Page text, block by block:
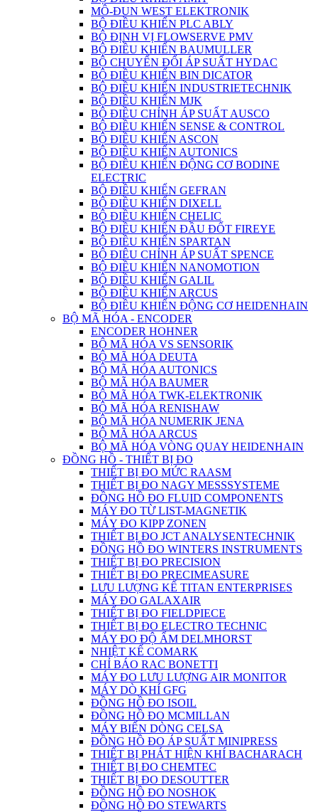
MÔ-ĐUN WEST ELEKTRONIK
BỘ ĐIỀU KHIỂN PLC ABLY
BỘ ĐỊNH VỊ FLOWSERVE PMV
BỘ ĐIỀU KHIỂN BAUMULLER
BỘ CHUYỂN ĐỔI ÁP SUẤT HYDAC
BỘ ĐIỀU KHIỂN BIN DICATOR
BỘ ĐIỀU KHIỂN INDUSTRIETECHNIK
BỘ ĐIỀU KHIỂN MJK
BỘ ĐIỀU CHỈNH ÁP SUẤT AUSCO
BỘ ĐIỀU KHIỂN SENSE & CONTROL
BỘ ĐIỀU KHIỂN ASCON
BỘ ĐIỀU KHIỂN AUTONICS
BỘ ĐIỀU KHIỂN ĐỘNG CƠ BODINE
ELECTRIC
BỘ ĐIỀU KHIỂN GEFRAN
BỘ ĐIỀU KHIỂN DIXELL
BỘ ĐIỀU KHIỂN CHELIC
BỘ ĐIỀU KHIỂN ĐẦU ĐỐT FIREYE
BỘ ĐIỀU KHIỂN SPARTAN
BỘ ĐIÊU CHỈNH ÁP SUẤT SPENCE
BỘ ĐIỀU KHIỂN NANOMOTION
BỘ ĐIỀU KHIỂN GALIL
BỘ ĐIỀU KHIỂN ARCUS
BỘ ĐIỀU KHIỂN ĐỘNG CƠ HEIDENHAIN
BỘ MÃ HÓA - ENCODER
ENCODER HOHNER
BỘ MÃ HÓA VS SENSORIK
BỘ MÃ HÓA DEUTA
BỘ MÃ HÓA AUTONICS
BỘ MÃ HÓA BAUMER
BỘ MÃ HÓA TWK-ELEKTRONIK
BỘ MÃ HÓA RENISHAW
BỘ MÃ HÓA NUMERIK JENA
BỘ MÃ HÓA ARCUS
BỘ MÃ HÓA VÒNG QUAY HEIDENHAIN
ĐỒNG HỒ - THIẾT BỊ ĐO
THIẾT BỊ ĐO MỨC RAASM
THIẾT BỊ ĐO NAGY MESSSYSTEME
ĐỒNG HỒ ĐO FLUID COMPONENTS
MÁY ĐO TỪ LIST-MAGNETIK
MÁY ĐO KIPP ZONEN
THIẾT BỊ ĐO JCT ANALYSENTECHNIK
ĐỒNG HỒ ĐO WINTERS INSTRUMENTS
THIẾT BỊ ĐO PRECISION
THIẾT BỊ ĐO PRECIMEASURE
LƯU LƯỢNG KẾ TITAN ENTERPRISES
MÁY ĐO GALAXAIR
THIẾT BỊ ĐO FIELDPIECE
THIẾT BỊ ĐO ELECTRO TECHNIC
MÁY ĐO ĐỘ ẨM DELMHORST
NHIỆT KẾ COMARK
CHỈ BÁO RAC BONETTI
MÁY ĐO LƯU LƯỢNG AIR MONITOR
MÁY DÒ KHÍ GFG
ĐỒNG HỒ ĐO ISOIL
ĐỒNG HỒ ĐO MCMILLAN
MÁY BIẾN DÒNG CELSA
ĐỒNG HỒ ĐO ÁP SUẤT MINIPRESS
THIẾT BỊ PHÁT HIỆN KHÍ BACHARACH
THIẾT BỊ ĐO CHEMTEC
THIẾT BỊ ĐO DESOUTTER
ĐỒNG HỒ ĐO NOSHOK
ĐỒNG HỒ ĐO STEWARTS